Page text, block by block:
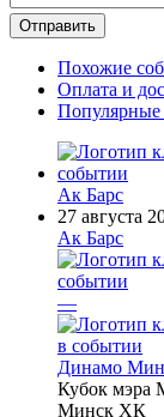
Похожие
Оплата и
Популярные
Ак Барс
27 августа
Ак Барс
—
Динамо
Кубок мэра
Минск ХК